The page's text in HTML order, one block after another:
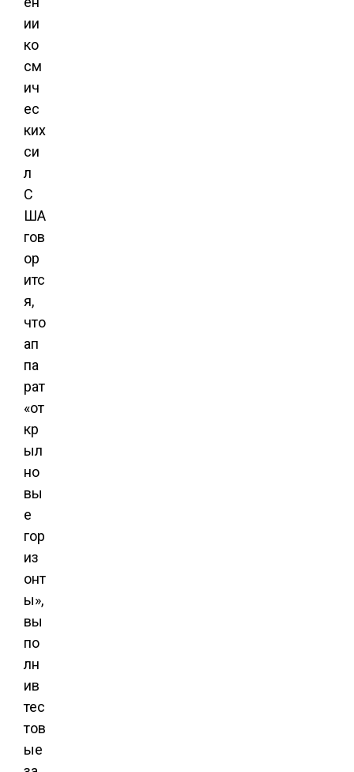
ии
ко
см
ич
ес
ких
си
л
С
ША
гов
ор
итс
я,
что
ап
па
рат
«от
кр
ыл
но
вы
е
гор
из
онт
ы»,
вы
по
лн
ив
тес
тов
ые